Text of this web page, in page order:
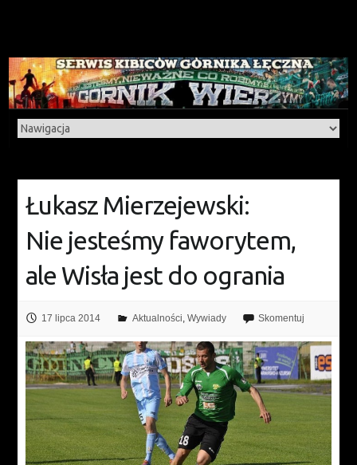
Łukasz Mierzejewski:
Nie jesteśmy faworytem,
ale Wisła jest do ogrania
17 lipca 2014 Aktualności,Wywiady Skomentuj